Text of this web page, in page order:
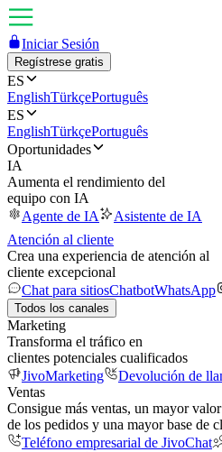
Iniciar Sesión
Regístrese gratis
ES
EnglishTürkçePortuguês
ES
EnglishTürkçePortuguês
Oportunidades
IA
Aumenta el rendimiento del
equipo con IA
Agente de IA
Asistente de IA
Atención al cliente
Crea una experiencia de atención al
cliente excepcional
Chat para sitiosChatbotWhatsApp
Todos los canales
Marketing
Transforma el tráfico en
clientes potenciales cualificados
JivoMarketing
Devolución de
Ventas
Consigue más ventas, un mayor
de los pedidos y una mayor base de
Teléfono empresarial de JivoChat